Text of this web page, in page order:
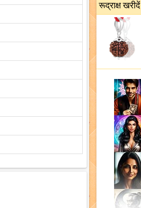
रूद्राक्ष खरीदें